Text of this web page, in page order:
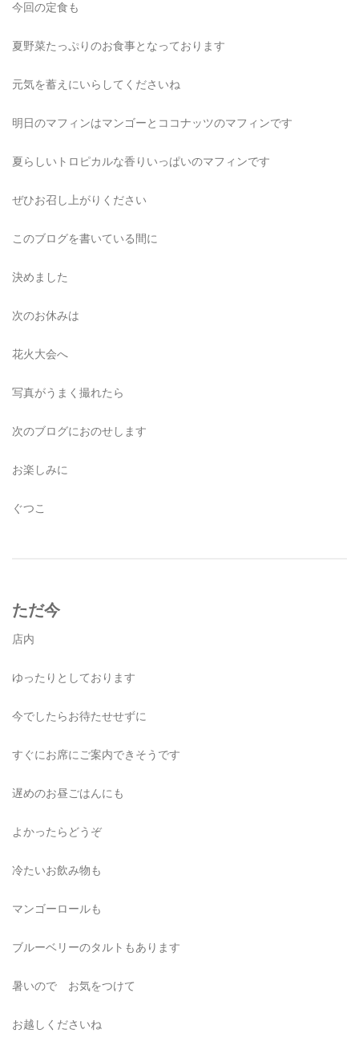
今回の定食も
夏野菜たっぷりのお食事となっております
元気を蓄えにいらしてくださいね
明日のマフィンはマンゴーとココナッツのマフィンです
夏らしいトロピカルな香りいっぱいのマフィンです
ぜひお召し上がりください
このブログを書いている間に
決めました
次のお休みは
花火大会へ
写真がうまく撮れたら
次のブログにおのせします
お楽しみに
ぐつこ
ただ今
店内
ゆったりとしております
今でしたらお待たせせずに
すぐにお席にご案内できそうです
遅めのお昼ごはんにも
よかったらどうぞ
冷たいお飲み物も
マンゴーロールも
ブルーベリーのタルトもあります
暑いので お気をつけて
お越しくださいね